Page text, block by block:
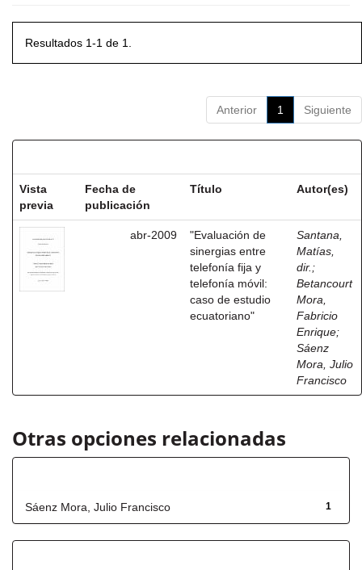
Resultados 1-1 de 1.
Anterior 1 Siguiente
Vista
previa
Fecha de
publicación
Título Autor(es)
abr-2009
"Evaluación de
sinergias entre
telefonía fija y
telefonía móvil:
caso de estudio
ecuatoriano"
Santana,
Matías,
dir. ;
Betancourt
Mora,
Fabricio
Enrique;
Sáenz
Mora, Julio
Francisco
Otras opciones relacionadas
1
Sáenz Mora, Julio Francisco